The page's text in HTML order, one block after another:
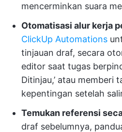
mencerminkan suara
Otomatisasi alur kerja
ClickUp Automations
tinjauan draf, secara
editor saat tugas
Ditinjau,’ atau memberi
kepentingan setelah
Temukan referensi
draf sebelumnya,